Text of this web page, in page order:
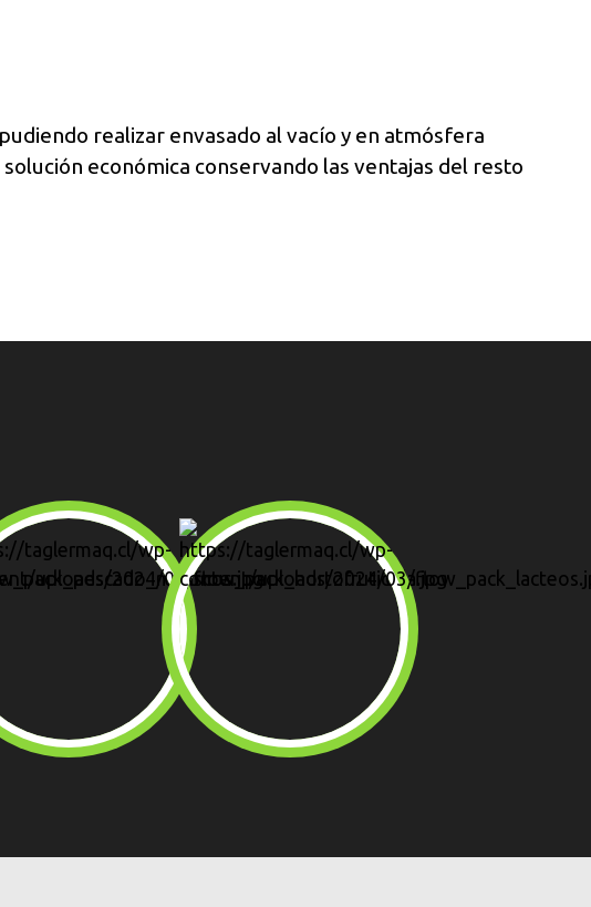
realizar envasado al vacío y en atmósfera
económica conservando las ventajas del resto